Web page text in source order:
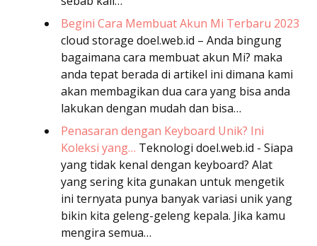
Begini Cara Membuat Akun Mi Terbaru 2023
cloud storage doel.web.id – Anda bingung
bagaimana cara membuat akun Mi? maka
anda tepat berada di artikel ini dimana kami
akan membagikan dua cara yang bisa anda
lakukan dengan mudah dan bisa…
Penasaran dengan Keyboard Unik? Ini
Koleksi yang… Teknologi doel.web.id - Siapa
yang tidak kenal dengan keyboard? Alat
yang sering kita gunakan untuk mengetik
ini ternyata punya banyak variasi unik yang
bikin kita geleng-geleng kepala. Jika kamu
mengira semua…